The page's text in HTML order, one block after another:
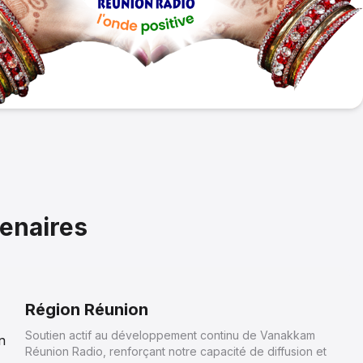
Région Réunion
Soutien actif au développement continu de Vanakkam
Réunion Radio, renforçant notre capacité de diffusion et